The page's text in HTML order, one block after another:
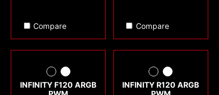
Compare Compare
INFINITY F120 ARGB
INFINITY R120 ARGB